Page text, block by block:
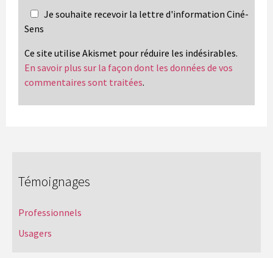
Je souhaite recevoir la lettre d'information Ciné-
Sens
Ce site utilise Akismet pour réduire les indésirables.
En savoir plus sur la façon dont les données de vos
commentaires sont traitées.
Témoignages
Professionnels
Usagers